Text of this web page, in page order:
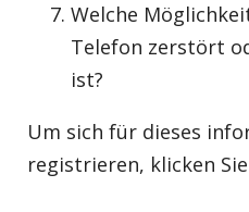
Welche
Telefon zerstört
ist?
Um sich für dieses
registrieren, klicken